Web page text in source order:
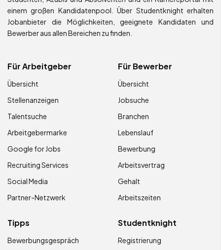
einem großen Kandidatenpool. Über Studentknight erhalten
Jobanbieter die Möglichkeiten, geeignete Kandidaten und
Bewerber aus allen Bereichen zu finden.
Für Arbeitgeber
Übersicht
Stellenanzeigen
Talentsuche
Arbeitgebermarke
Google for Jobs
Recruiting Services
Social Media
Partner-Netzwerk
Für Bewerber
Übersicht
Jobsuche
Branchen
Lebenslauf
Bewerbung
Arbeitsvertrag
Gehalt
Arbeitszeiten
Tipps
Bewerbungsgespräch
Studentknight
Registrierung